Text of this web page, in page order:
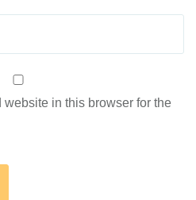
in this browser for the